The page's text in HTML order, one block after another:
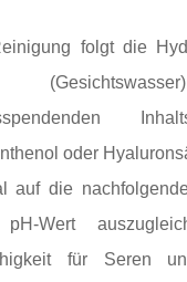
folgt die
oder
auf die
Wert
für Seren